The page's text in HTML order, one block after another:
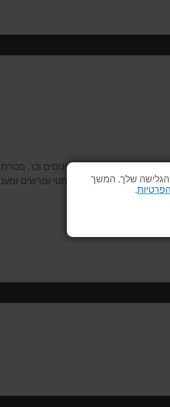
הגלישה שלך. המשך
ניידים, מחסומים קונוסים וכו'.
מיותרת. העמוד אסתטי ומרשים